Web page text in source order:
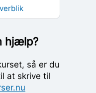
hjælp?
så er du
at skrive til